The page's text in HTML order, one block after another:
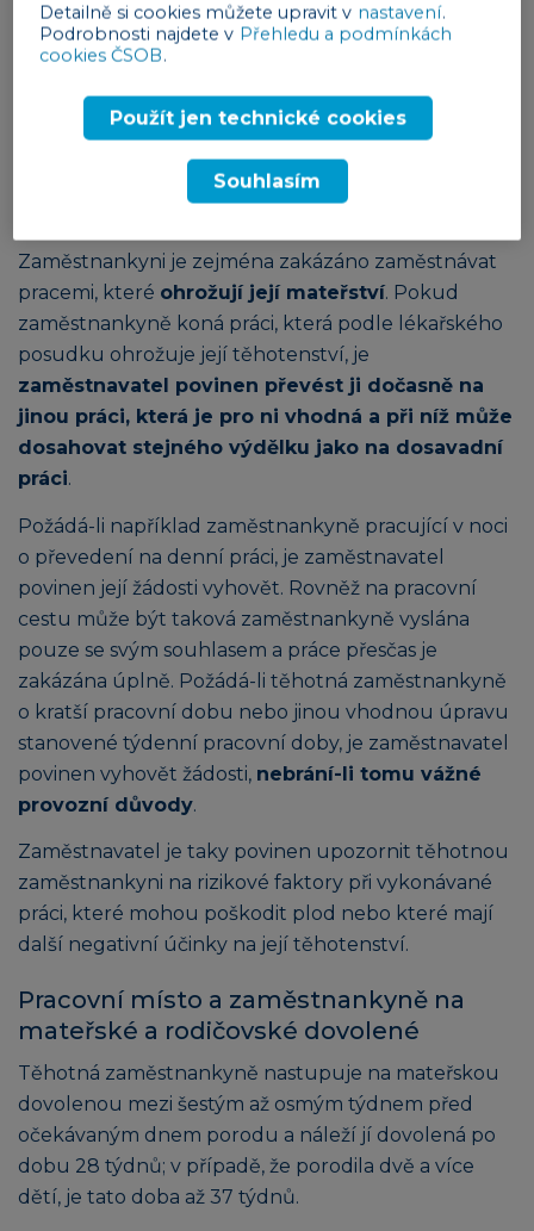
Zaměstnankyni je zejména zakázáno zaměstnávat
pracemi, které ohrožují její mateřství. Pokud
zaměstnankyně koná práci, která podle lékařského
posudku ohrožuje její těhotenství, je
zaměstnavatel povinen převést ji dočasně na
jinou práci, která je pro ni vhodná a při níž může
dosahovat stejného výdělku jako na dosavadní
práci.
Požádá-li například zaměstnankyně pracující v noci
o převedení na denní práci, je zaměstnavatel
povinen její žádosti vyhovět. Rovněž na pracovní
cestu může být taková zaměstnankyně vyslána
pouze se svým souhlasem a práce přesčas je
zakázána úplně. Požádá-li těhotná zaměstnankyně
o kratší pracovní dobu nebo jinou vhodnou úpravu
stanovené týdenní pracovní doby, je zaměstnavatel
povinen vyhovět žádosti, nebrání-li tomu vážné
provozní důvody.
Zaměstnavatel je taky povinen upozornit těhotnou
zaměstnankyni na rizikové faktory při vykonávané
práci, které mohou poškodit plod nebo které mají
další negativní účinky na její těhotenství.
Pracovní místo a zaměstnankyně na
mateřské a rodičovské dovolené
Těhotná zaměstnankyně nastupuje na mateřskou
dovolenou mezi šestým až osmým týdnem před
očekávaným dnem porodu a náleží jí dovolená po
dobu 28 týdnů; v případě, že porodila dvě a více
dětí, je tato doba až 37 týdnů.
Detailně si cookies můžete upravit v nastavení.
Podrobnosti najdete v Přehledu a podmínkách
cookies ČSOB.
Použít jen technické cookies
Souhlasím